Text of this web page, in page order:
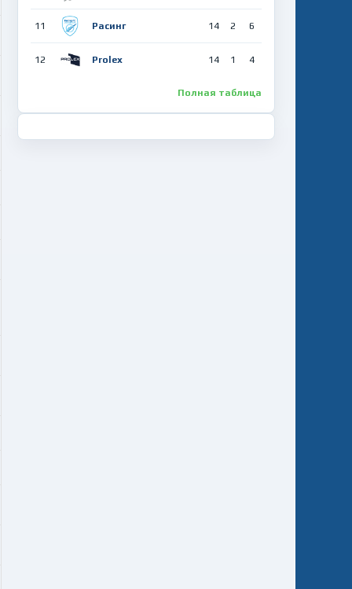
Все матчи
11 Расинг 14 2 6
12 Prolex 14 1 4
Полная таблица